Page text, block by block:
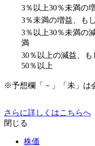
3％以上30％未満の
3％未満の増益、も
3％以上30％未満の
満
30％以上の減益、
50％以上
※予想欄「－」「未」は
さらに詳しくはこちらへ
閉じる
株価